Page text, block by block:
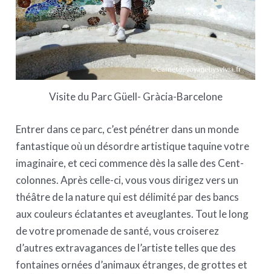
Visite du Parc Güell- Gràcia-Barcelone
Entrer dans ce parc, c’est pénétrer dans un monde
fantastique où un désordre artistique taquine votre
imaginaire, et ceci commence dès la salle des Cent-
colonnes. Après celle-ci, vous vous dirigez vers un
théâtre de la nature qui est délimité par des bancs
aux couleurs éclatantes et aveuglantes. Tout le long
de votre promenade de santé, vous croiserez
d’autres extravagances de l’artiste telles que des
fontaines ornées d’animaux étranges, de grottes et